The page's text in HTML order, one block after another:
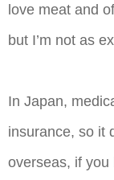
love meat and
but I’m not as
In Japan,
insurance, so it
overseas, if